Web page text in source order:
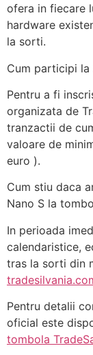
ofera in fiecare
hardware
la sorti.
Cum participi la
Pentru a fi
organizata de
tranzactii de
valoare de
euro ).
Cum stiu daca
Nano S la
In perioada
calendaristice,
tras la sorti din
Pentru detalii
oficial este
tombola